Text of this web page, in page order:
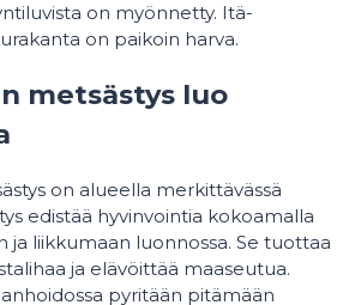
on myönnetty. Itä-
on paikoin harva.
metsästys luo
on alueella merkittävässä
edistää hyvinvointia kokoamalla
ja liikkumaan luonnossa. Se tuottaa
ja elävöittää maaseutua.
pyritään pitämään